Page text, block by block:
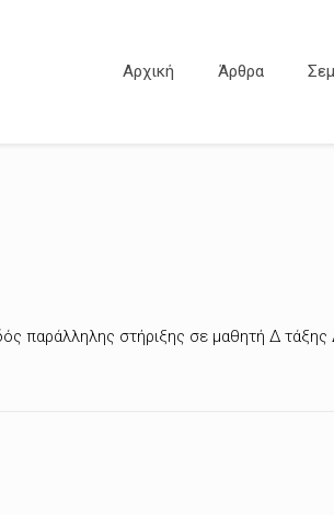
Αρχική Άρθρα
παράλληλης στήριξης σε μαθητή Δ